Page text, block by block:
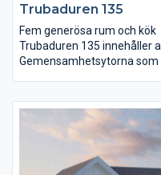
Trubaduren 135
Fem generösa rum och kök
Trubaduren 135 innehåller
Gemensamhetsytorna
lätt ut på uteplatsen där
separerade
förvaringsmöjligheter, det
skjutdörrsgarderob och
ligger ytterligare två